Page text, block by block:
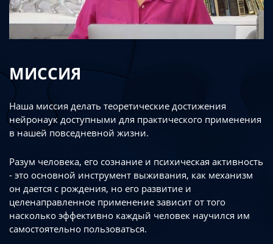
МИССИЯ
Наша миссия делать теоретические достижения
нейронаук доступными для практического применения
в нашей повседневной жизни.
Разум человека, его сознание и психическая активность
- это основной инструмент выживания, как механизм
он дается с рождения, но его развитие и
целенаправленное применение зависит от того
насколько эффективно каждый человек научился им
самостоятельно пользоваться.